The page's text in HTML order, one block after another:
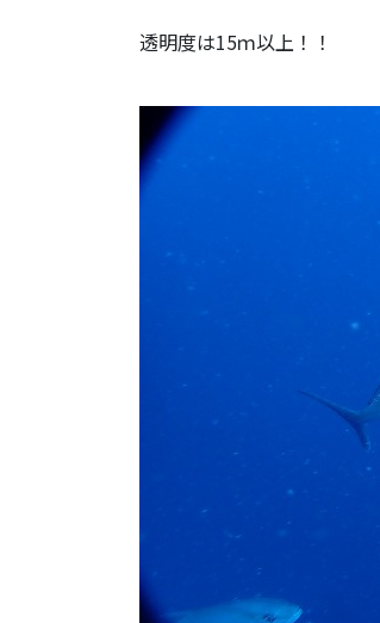
透明度は15ｍ以上！！